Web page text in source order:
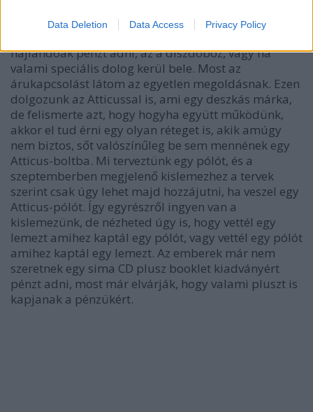
Data Deletion Data Access Privacy Policy
mondogatják maguknak hogy a lemez ingyen van,
hajlandóak pénzt adni, az a díszdoboz, vagy ha
valami speciális dolog kerül bele. Most az
árukapcsolást látom az egyetlen megoldásnak. Ezen
dolgozunk az Atticussal is, ami egy deszkás márka,
de felismerte azt, hogy hogyha együtt működünk,
akkor el tud érni egy olyan réteget is, akik amúgy
nem biztos, sőt valószínűleg be sem mennének egy
Atticus-boltba. Mi terveztünk egy pólót, és a
szeptemberben megjelenő kislemezhez a tervek
szerint csak úgy lehet majd hozzájutni, ha veszel egy
Atticus-pólót. Így egyrészről ingyen van a
kislemezünk, de nézheted úgy is, hogy vettél egy
lemezt amihez kaptál egy pólót, vagy vettél egy pólót
amihez kaptál egy lemezt. Az emberek már nem
szeretnek egy sima CD plusz booklet kiadványért
pénzt adni, most már elvárják, hogy valami pluszt is
kapjanak a pénzükért.